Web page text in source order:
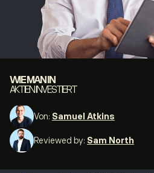
WIE MAN IN
AKTIEN INVESTIERT
Von: Samuel Atkins
Reviewed by: Sam North